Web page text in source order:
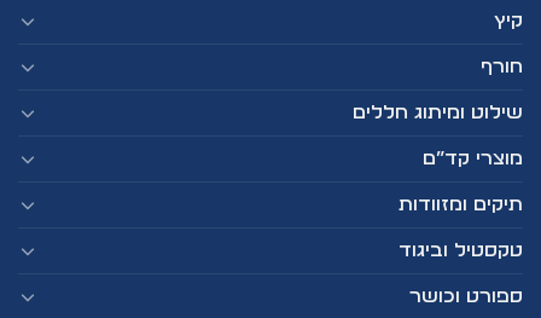
קיץ
חורף
שילוט ומיתוג חללים
מוצרי קד”ם
תיקים ומזוודות
טקסטיל וביגוד
ספורט וכושר